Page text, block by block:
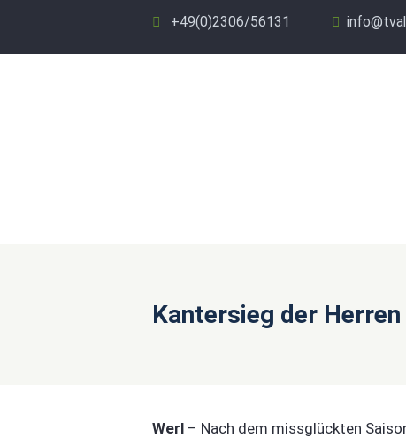
+49(0)2306/56131
Kantersieg der Herren
Werl – Nach dem missglückten